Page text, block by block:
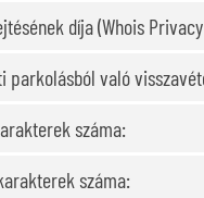
díja (Whois
parkolásból való
száma:
száma: